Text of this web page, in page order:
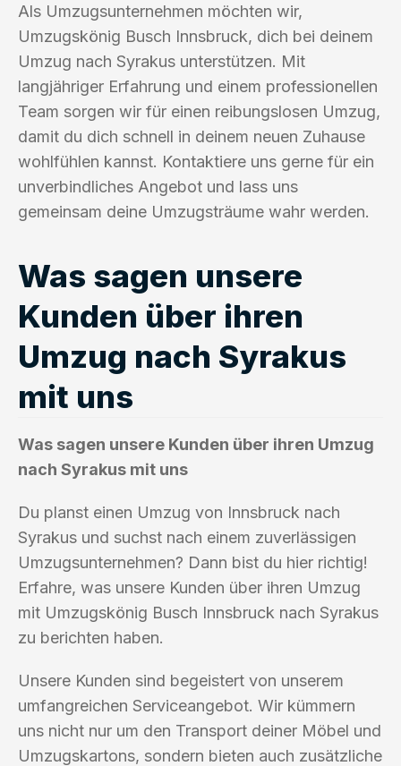
Als Umzugsunternehmen möchten wir,
Umzugskönig Busch Innsbruck, dich bei deinem
Umzug nach Syrakus unterstützen. Mit
langjähriger Erfahrung und einem professionellen
Team sorgen wir für einen reibungslosen Umzug,
damit du dich schnell in deinem neuen Zuhause
wohlfühlen kannst. Kontaktiere uns gerne für ein
unverbindliches Angebot und lass uns
gemeinsam deine Umzugsträume wahr werden.
Was sagen unsere
Kunden über ihren
Umzug nach Syrakus
mit uns
Was sagen unsere Kunden über ihren Umzug
nach Syrakus mit uns
Du planst einen Umzug von Innsbruck nach
Syrakus und suchst nach einem zuverlässigen
Umzugsunternehmen? Dann bist du hier richtig!
Erfahre, was unsere Kunden über ihren Umzug
mit Umzugskönig Busch Innsbruck nach Syrakus
zu berichten haben.
Unsere Kunden sind begeistert von unserem
umfangreichen Serviceangebot. Wir kümmern
uns nicht nur um den Transport deiner Möbel und
Umzugskartons, sondern bieten auch zusätzliche